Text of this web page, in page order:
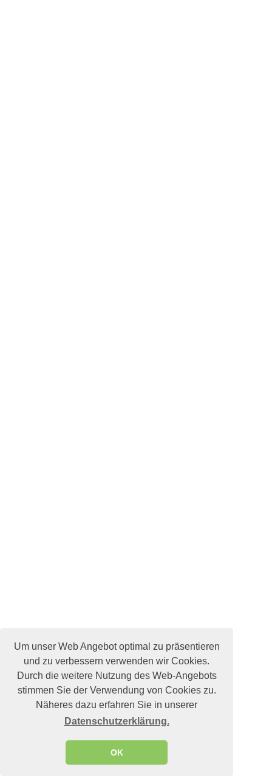
Um unser Web Angebot optimal zu präsentieren
und zu verbessern verwenden wir Cookies.
Durch die weitere Nutzung des Web-Angebots
stimmen Sie der Verwendung von Cookies zu.
Näheres dazu erfahren Sie in unserer
Datenschutzerklärung.
OK